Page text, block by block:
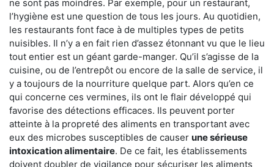
ne sont pas moindres. Par exemple, pour un restaurant,
l’hygiène est une question de tous les jours. Au quotidien,
les restaurants font face à de multiples types de petits
nuisibles. Il n’y a en fait rien d’assez étonnant vu que le lieu
tout entier est un géant garde-manger. Qu’il s’agisse de la
cuisine, ou de l’entrepôt ou encore de la salle de service, il
y a toujours de la nourriture quelque part. Alors qu’en ce
qui concerne ces vermines, ils ont le flair développé qui
favorise des détections efficaces. Ils peuvent porter
atteinte à la propreté des aliments en transportant avec
eux des microbes susceptibles de causer une sérieuse
intoxication alimentaire. De ce fait, les établissements
doivent doubler de vigilance pour sécuriser les aliments